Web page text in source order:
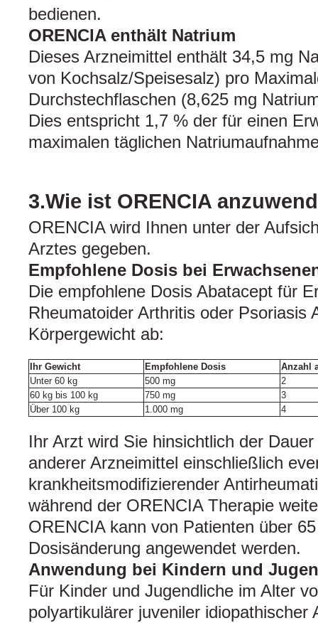
bedienen.
ORENCIA enthält Natrium
Dieses Arzneimittel enthält 34,5 mg
von Kochsalz/Speisesalz) pro
Durchstechflaschen (8,625 mg
Dies entspricht 1,7 % der für einen
maximalen täglichen
3.Wie ist ORENCIA
ORENCIA wird Ihnen unter der
Arztes gegeben.
Empfohlene Dosis bei
Die empfohlene Dosis Abatacept für
Rheumatoider Arthritis oder Psoriasis
Körpergewicht ab:
Ihr Gewicht Empfohlene Dosis
Anzahl
Unter 60 kg
500 mg
2
60 kg bis 100 kg
750 mg
3
Über 100 kg
1.000 mg 4
Ihr Arzt wird Sie hinsichtlich der
anderer Arzneimittel einschließlich
krankheitsmodifizierender
während der ORENCIA Therapie
ORENCIA kann von Patienten über
Dosisänderung angewendet werden.
Anwendung bei Kindern und
Für Kinder und Jugendliche im Alter
polyartikulärer juveniler idiopathischer